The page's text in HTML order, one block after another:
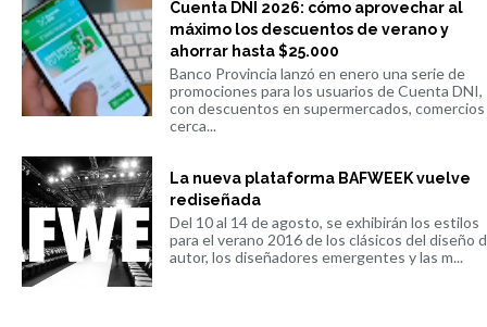
Cuenta DNI 2026: cómo aprovechar al
máximo los descuentos de verano y
ahorrar hasta $25.000
Banco Provincia lanzó en enero una serie de
promociones para los usuarios de Cuenta DNI,
con descuentos en supermercados,
cerca...
La nueva plataforma BAFWEEK vuelve
rediseñada
Del 10 al 14 de agosto, se exhibirán los estilos
para el verano 2016 de los clásicos del diseño
autor, los diseñadores emergentes y las m...